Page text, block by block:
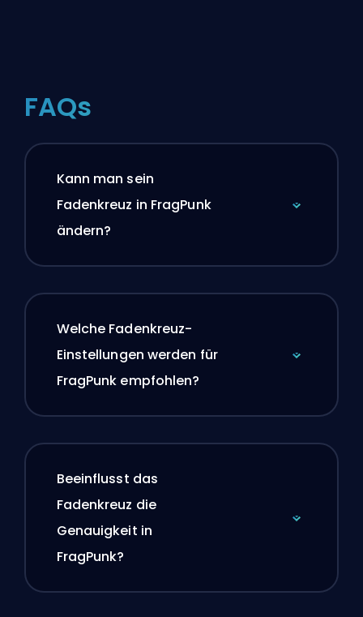
FAQs
Kann man sein
Fadenkreuz in FragPunk
ändern?
Welche Fadenkreuz-
Einstellungen werden für
FragPunk empfohlen?
Beeinflusst das
Fadenkreuz die
Genauigkeit in
FragPunk?